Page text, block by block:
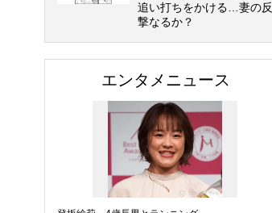
追い打ちをかける…妻の反
撃なるか？
エンタメニュース